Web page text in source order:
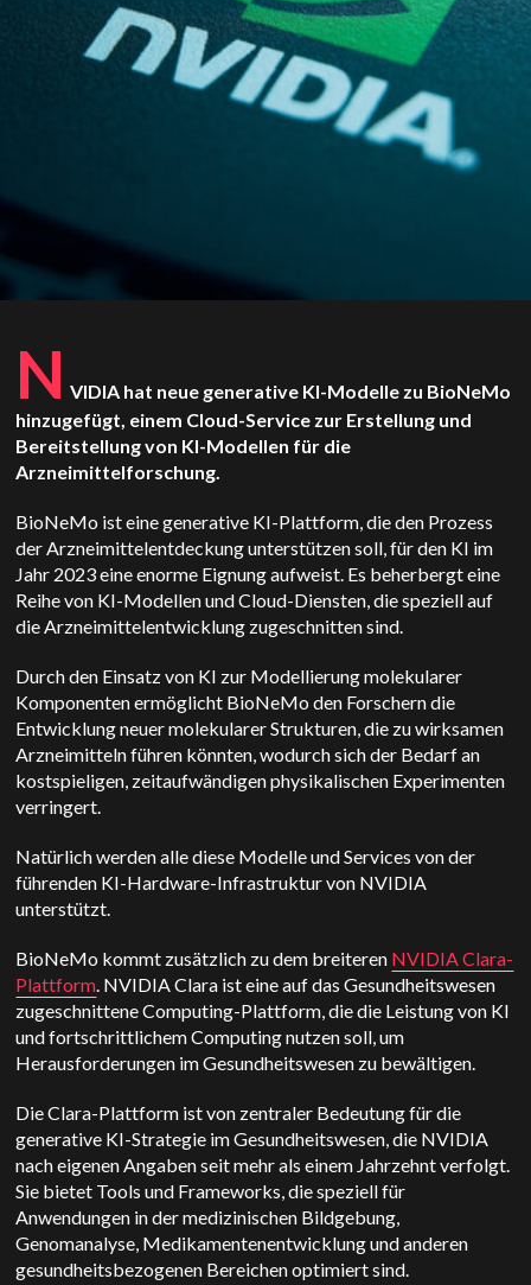
N VIDIA hat neue generative KI-Modelle zu BioNeMo
hinzugefügt, einem Cloud-Service zur Erstellung und
Bereitstellung von KI-Modellen für die
Arzneimittelforschung.
BioNeMo ist eine generative KI-Plattform, die den Prozess
der Arzneimittelentdeckung unterstützen soll, für den KI im
Jahr 2023 eine enorme Eignung aufweist. Es beherbergt eine
Reihe von KI-Modellen und Cloud-Diensten, die speziell auf
die Arzneimittelentwicklung zugeschnitten sind.
Durch den Einsatz von KI zur Modellierung molekularer
Komponenten ermöglicht BioNeMo den Forschern die
Entwicklung neuer molekularer Strukturen, die zu wirksamen
Arzneimitteln führen könnten, wodurch sich der Bedarf an
kostspieligen, zeitaufwändigen physikalischen Experimenten
verringert.
Natürlich werden alle diese Modelle und Services von der
führenden KI-Hardware-Infrastruktur von NVIDIA
unterstützt.
BioNeMo kommt zusätzlich zu dem breiteren NVIDIA Clara-
Plattform. NVIDIA Clara ist eine auf das Gesundheitswesen
zugeschnittene Computing-Plattform, die die Leistung von KI
und fortschrittlichem Computing nutzen soll, um
Herausforderungen im Gesundheitswesen zu bewältigen.
Die Clara-Plattform ist von zentraler Bedeutung für die
generative KI-Strategie im Gesundheitswesen, die NVIDIA
nach eigenen Angaben seit mehr als einem Jahrzehnt verfolgt.
Sie bietet Tools und Frameworks, die speziell für
Anwendungen in der medizinischen Bildgebung,
Genomanalyse, Medikamentenentwicklung und anderen
gesundheitsbezogenen Bereichen optimiert sind.